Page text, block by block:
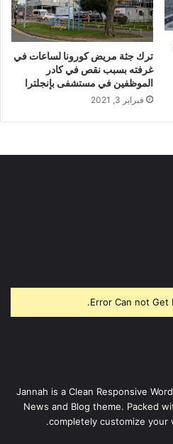
ترك جثة مريض كورونا لساعات في
غرفته بسبب نقص في كادر
الموظفين في مستشفى بإنجلترا
فبراير 3, 2021
Error Can not Get
Jannah is a Clean Responsive
News and Blog theme. Packed
completely customize your